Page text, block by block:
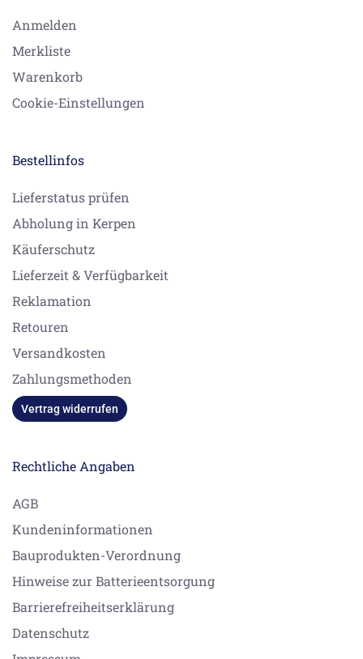
Anmelden
Merkliste
Warenkorb
Cookie-Einstellungen
Bestellinfos
Lieferstatus prüfen
Abholung in Kerpen
Käuferschutz
Lieferzeit & Verfügbarkeit
Reklamation
Retouren
Versandkosten
Zahlungsmethoden
Vertrag widerrufen
Rechtliche Angaben
AGB
Kundeninformationen
Bauprodukten-Verordnung
Hinweise zur Batterieentsorgung
Barrierefreiheitserklärung
Datenschutz